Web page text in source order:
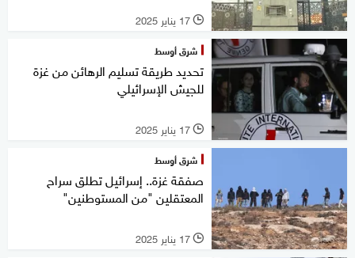
l 17 يناير 2025
شرق أوسط
تحديد طريقة تسليم الرهائن من غزة
للجيش الإسرائيلي
l 17 يناير 2025
شرق أوسط
صفقة غزة.. إسرائيل تطلق سراح
المعتقلين "من المستوطنين"
l 17 يناير 2025